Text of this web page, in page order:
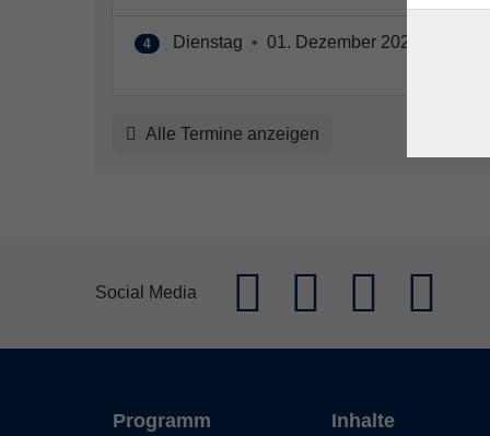
4 Dienstag • 01. Dezember 2026
Alle Termine anzeigen
Social Media
Programm Inhalte